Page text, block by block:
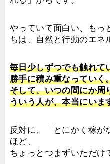
やっていて面白い、もっ
ちは、自然と行動のエネ
毎日少しずつでも触れて
勝手に積み重なっていく
そして、いつの間にか
ういう人が、本当にいま
反対に、「とにかく稼が
ほど、
ちょっとつまずいただけ